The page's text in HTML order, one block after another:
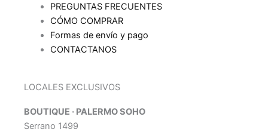
PREGUNTAS FRECUENTES
CÓMO COMPRAR
Formas de envío y pago
CONTACTANOS
LOCALES EXCLUSIVOS
BOUTIQUE · PALERMO SOHO
Serrano 1499